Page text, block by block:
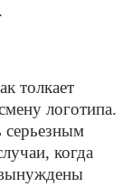
толкает
логотипа.
серьезным
когда